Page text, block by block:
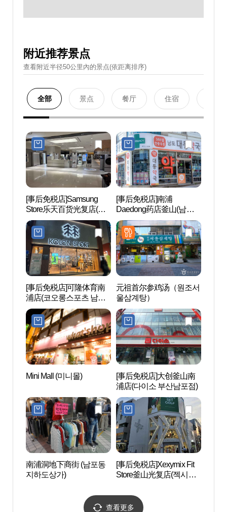
附近推荐景点
查看附近半径50公里內的景点(依距离排序)
全部 景点 餐厅 住宿
[事后免税店]Samsung
Store乐天百货光复店(삼
성스토어 롯데백화점 광
복점)
[事后免税店]南浦
Daedong药店釜山(남포
대동약국 부산)
[事后免税店]可隆体育南
浦店(코오롱스포츠 남포
점)
元祖首尔参鸡汤（원조서
울삼계탕）
Mini Mall (미니몰)
[事后免税店]大创釜山南
浦店(다이소 부산남포점)
南浦洞地下商街 (남포동
지하도상가)
[事后免税店]Xexymix Fit
Store釜山光复店(젝시믹
查看更多